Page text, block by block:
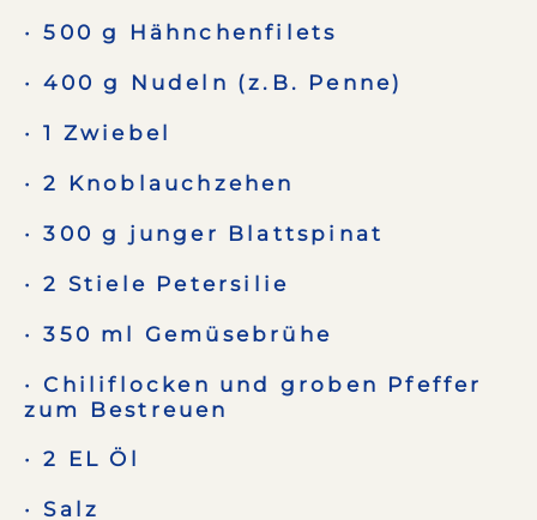
500 g Hähnchenfilets
400 g Nudeln (z.B. Penne)
1 Zwiebel
2 Knoblauchzehen
300 g junger Blattspinat
2 Stiele Petersilie
350 ml Gemüsebrühe
Chiliflocken und groben Pfeffer
zum Bestreuen
2 EL Öl
Salz